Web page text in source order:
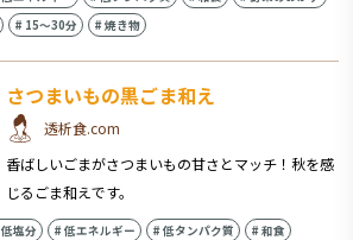
# 15〜30分 #焼き物
さつまいもの黒ごま和え
透析食.com
香ばしいごまがさつまいもの甘さとマッチ！秋を感
じるごま和えです。
低塩分 #低エネルギー #低タンパク質 #和食